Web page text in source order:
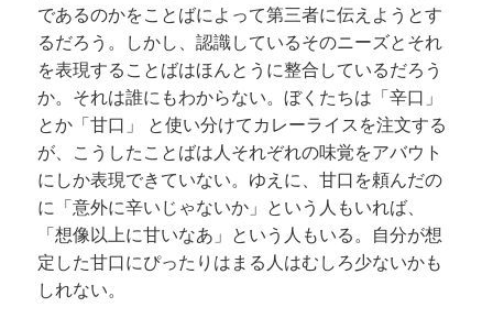
であるのかをことばによって第三者に伝えようとす
るだろう。しかし、認識しているそのニーズとそれ
を表現することばはほんとうに整合しているだろう
か。それは誰にもわからない。ぼくたちは「辛口」
とか「甘口」 と使い分けてカレーライスを注文する
が、こうしたことばは人それぞれの味覚をアバウト
にしか表現できていない。ゆえに、甘口を頼んだの
に「意外に辛いじゃないか」という人もいれば、
「想像以上に甘いなあ」という人もいる。自分が想
定した甘口にぴったりはまる人はむしろ少ないかも
しれない。